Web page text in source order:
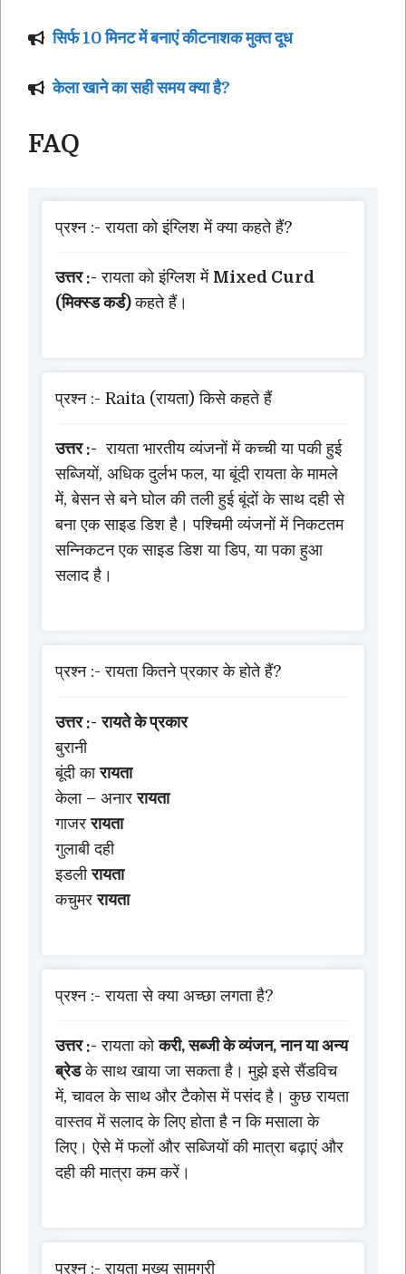
सिर्फ 10 मिनट में बनाएं कीटनाशक मुक्त दूध
केला खाने का सही समय क्या है?
FAQ
प्रश्न :- रायता को इंग्लिश में क्या कहते हैं?
उत्तर :- रायता को इंग्लिश में Mixed Curd
(मिक्स्ड कर्ड)कहते हैं।
प्रश्न :- Raita (रायता) किसे कहते हैं
उत्तर :- रायता भारतीय व्यंजनों में कच्ची या पकी हुई
सब्जियों, अधिक दुर्लभ फल, या बूंदी रायता के मामले
में, बेसन से बने घोल की तली हुई बूंदों के साथ दही से
बना एक साइड डिश है। पश्चिमी व्यंजनों में निकटतम
सन्निकटन एक साइड डिश या डिप, या पका हुआ
सलाद है।
प्रश्न :- रायता कितने प्रकार के होते हैं?
उत्तर :- रायते के प्रकार
बुरानी
बूंदी कारायता
केला – अनाररायता
गाजररायता
गुलाबी दही
इडलीरायता
कचुमररायता
प्रश्न :- रायता से क्या अच्छा लगता है?
उत्तर :- रायता कोकरी, सब्जी के व्यंजन, नान या अन्य
ब्रेडके साथ खाया जा सकता है। मुझे इसे सैंडविच
में, चावल के साथ और टैकोस में पसंद है। कुछ रायता
वास्तव में सलाद के लिए होता है न कि मसाला के
लिए। ऐसे में फलों और सब्जियों की मात्रा बढ़ाएं और
दही की मात्रा कम करें।
प्रश्न :- रायता मुख्य सामग्री